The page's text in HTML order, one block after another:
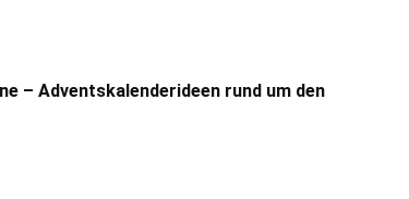
– Adventskalenderideen rund um den